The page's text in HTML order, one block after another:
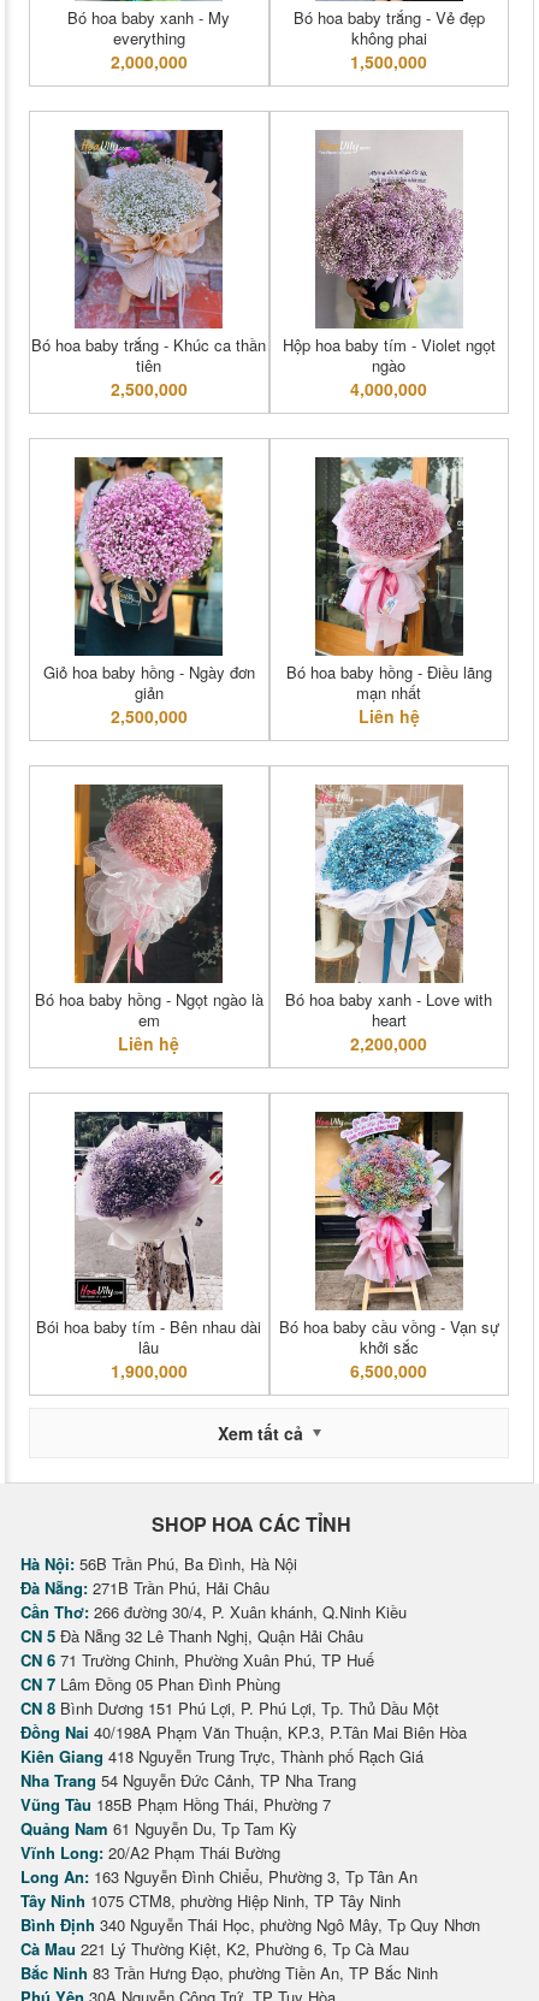
Bó hoa baby xanh - My
everything
2,000,000
Bó hoa baby trắng - Vẻ đẹp
không phai
1,500,000
Bó hoa baby trắng - Khúc ca thần
tiên
2,500,000
Hộp hoa baby tím - Violet ngọt
ngào
4,000,000
Giỏ hoa baby hồng - Ngày đơn
giản
2,500,000
Bó hoa baby hồng - Điều lãng
mạn nhất
Liên hệ
Bó hoa baby hồng - Ngọt ngào là
em
Liên hệ
Bó hoa baby xanh - Love with
heart
2,200,000
Bói hoa baby tím - Bên nhau dài
lâu
1,900,000
Bó hoa baby cầu vồng - Vạn sự
khởi sắc
6,500,000
Xem tất cả
SHOP HOA CÁC TỈNH
Hà Nội: 56B Trần Phú, Ba Đình, Hà Nội
Đà Nẵng: 271B Trần Phú, Hải Châu
Cần Thơ: 266 đường 30/4, P. Xuân khánh, Q.Ninh Kiều
CN 5 Đà Nẵng 32 Lê Thanh Nghị, Quận Hải Châu
CN 6 71 Trường Chinh, Phường Xuân Phú, TP Huế
CN 7 Lâm Đồng 05 Phan Đình Phùng
CN 8 Bình Dương 151 Phú Lợi, P. Phú Lợi, Tp. Thủ Dầu Một
Đồng Nai 40/198A Phạm Văn Thuận, KP.3, P.Tân Mai Biên Hòa
Kiên Giang 418 Nguyễn Trung Trực, Thành phố Rạch Giá
Nha Trang 54 Nguyễn Đức Cảnh, TP Nha Trang
Vũng Tàu 185B Phạm Hồng Thái, Phường 7
Quảng Nam 61 Nguyễn Du, Tp Tam Kỳ
Vĩnh Long: 20/A2 Phạm Thái Bường
Long An: 163 Nguyễn Đình Chiểu, Phường 3, Tp Tân An
Tây Ninh 1075 CTM8, phường Hiệp Ninh, TP Tây Ninh
Bình Định 340 Nguyễn Thái Học, phường Ngô Mây, Tp Quy Nhơn
Cà Mau 221 Lý Thường Kiệt, K2, Phường 6, Tp Cà Mau
Bắc Ninh 83 Trần Hưng Đạo, phường Tiền An, TP Bắc Ninh